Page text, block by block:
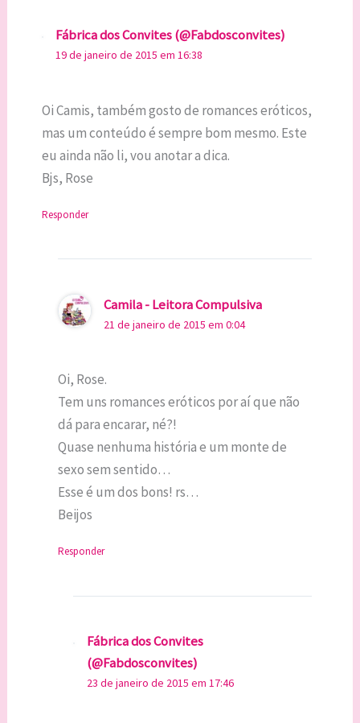
Fábrica dos Convites (@Fabdosconvites)
19 de janeiro de 2015 em 16:38
Oi Camis, também gosto de romances eróticos,
mas um conteúdo é sempre bom mesmo. Este
eu ainda não li, vou anotar a dica.
Bjs, Rose
Responder
Camila - Leitora Compulsiva
21 de janeiro de 2015 em 0:04
Oi, Rose.
Tem uns romances eróticos por aí que não
dá para encarar, né?!
Quase nenhuma história e um monte de
sexo sem sentido…
Esse é um dos bons! rs…
Beijos
Responder
Fábrica dos Convites
(@Fabdosconvites)
23 de janeiro de 2015 em 17:46